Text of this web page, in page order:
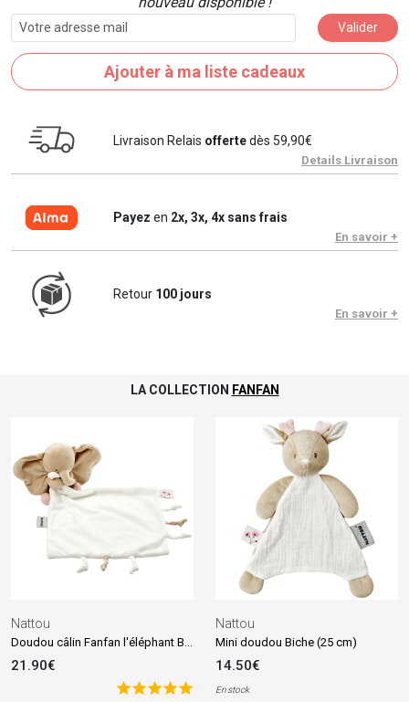
Valider
Ajouter à ma liste cadeaux
Livraison Relais offertedès 59,90€
Details Livraison
Payez en 2x, 3x, 4x sans frais
En savoir +
Retour 100 jours
En savoir +
LA COLLECTION FANFAN
Nattou
Doudou câlin Fanfan l'éléphant Blanc crème (27 cm)
21.90€
Nattou
Mini doudou Biche (25 cm)
14.50€
En stock